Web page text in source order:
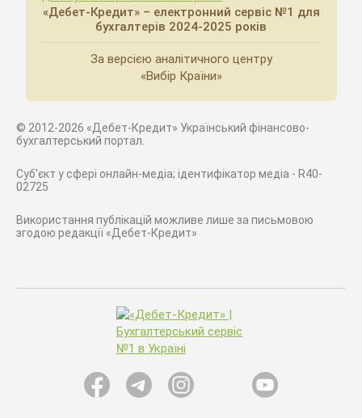
«Дебет-Кредит» – електронний сервіс №1 для
бухгалтерів 2024-2025 років
За версією аналітичного центру
«Вибір Країни»
© 2012-2026 «Дебет-Кредит» Український фінансово-
бухгалтерський портал.
Суб'єкт у сфері онлайн-медіа; ідентифікатор медіа - R40-
02725
Використання публікацій можливе лише за письмовою
згодою редакції «Дебет-Кредит»